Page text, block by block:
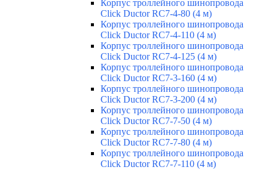
Корпус троллейного шинопровода
Click Ductor RC7-4-80 (4 м)
Корпус троллейного шинопровода
Click Ductor RC7-4-110 (4 м)
Корпус троллейного шинопровода
Click Ductor RC7-4-125 (4 м)
Корпус троллейного шинопровода
Click Ductor RC7-3-160 (4 м)
Корпус троллейного шинопровода
Click Ductor RC7-3-200 (4 м)
Корпус троллейного шинопровода
Click Ductor RC7-7-50 (4 м)
Корпус троллейного шинопровода
Click Ductor RC7-7-80 (4 м)
Корпус троллейного шинопровода
Click Ductor RC7-7-110 (4 м)